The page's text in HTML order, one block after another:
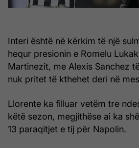
Interi është në kërkim të një
hequr presionin e Romelu
Martinezit, me Alexis Sanchez
nuk pritet të kthehet deri në
Llorente ka filluar vetëm tre
këtë sezon, megjithëse ai ka
13 paraqitjet e tij për Napolin.